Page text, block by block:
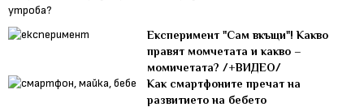
Експеримент "Сам вкъщи"! Какво
правят момчетата и какво –
момичетата? /+ВИДЕО/
Как смартфоните пречат на
развитието на бебето